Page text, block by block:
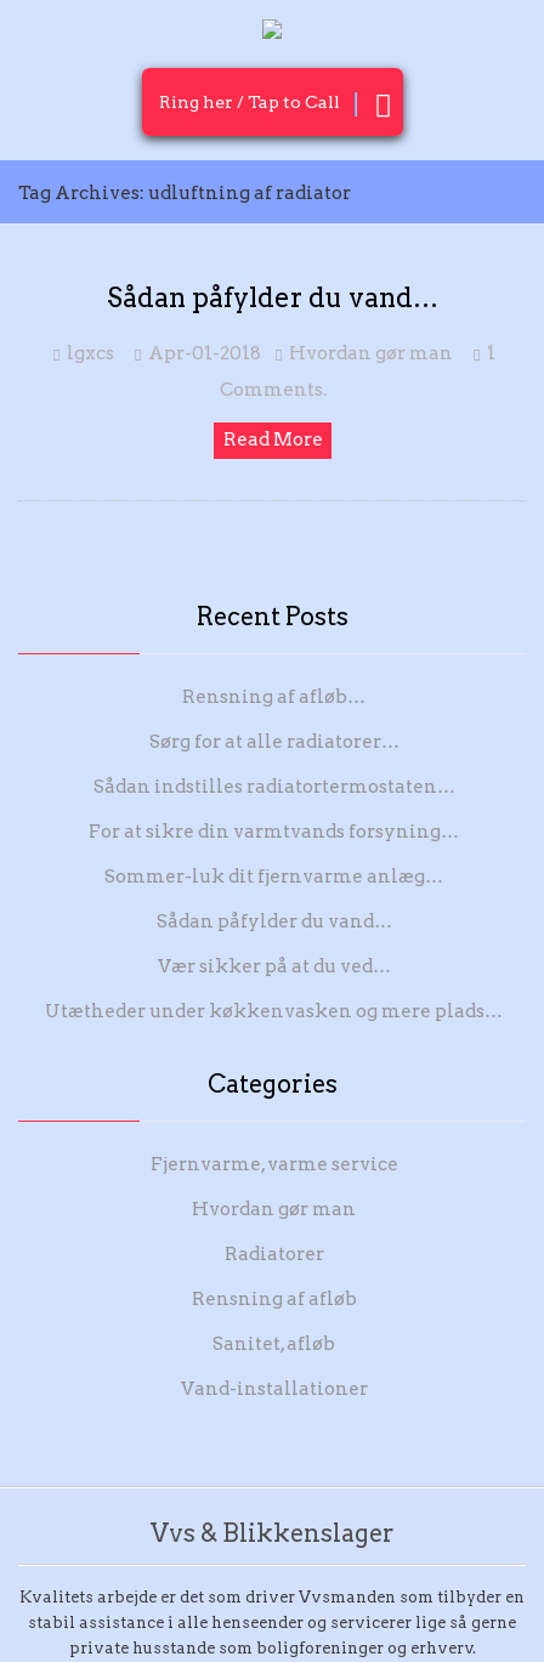
Ring her / Tap to Call
Tag Archives: udluftning af radiator
Sådan påfylder du vand…
lgxcs Apr-01-2018 Hvordan gør man
1
Comments.
Read More
Recent Posts
Rensning af afløb…
Sørg for at alle radiatorer…
Sådan indstilles radiatortermostaten…
For at sikre din varmtvands forsyning…
Sommer-luk dit fjernvarme anlæg…
Sådan påfylder du vand…
Vær sikker på at du ved…
Utætheder under køkkenvasken og mere plads…
Categories
Fjernvarme, varme service
Hvordan gør man
Radiatorer
Rensning af afløb
Sanitet, afløb
Vand-installationer
Vvs & Blikkenslager
Kvalitets arbejde er det som driver Vvsmanden som tilbyder en
stabil assistance i alle henseender og servicerer lige så gerne
private husstande som boligforeninger og erhverv.